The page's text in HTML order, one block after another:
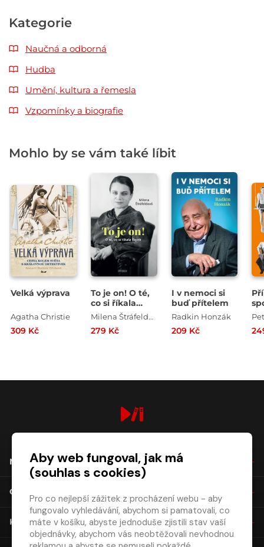
Kategorie
Naučná a odborná
Hudba
Umění, kultura a řemesla
Vzpomínky a biografie
Mohlo by se vám také líbit
Velká výprava
Agatha Christie
309 Kč
To je on! O té,
co si říkala
Toyen
Milena Štráfeldová
279 Kč
I v nemoci si
buď přítelem
Radkin Honzák
209 Kč
NÁKUP
O SPOLEČNOSTI
KONTAKT
Aby web fungoval, jak má
(souhlas s cookies)
Pro co nejlepší zážitek z procházení webu - aby
fungovalo vyhledávání, abychom si pamatovali, co
máte v košíku, abyste jednoduše zjistili stav vaší
objednávky, abychom vás neobtěžovali nevhodnou